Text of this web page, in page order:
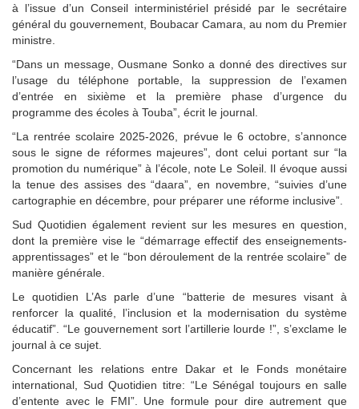
à l’issue d’un Conseil interministériel présidé par le secrétaire
général du gouvernement, Boubacar Camara, au nom du Premier
ministre.
“Dans un message, Ousmane Sonko a donné des directives sur
l’usage du téléphone portable, la suppression de l’examen
d’entrée en sixième et la première phase d’urgence du
programme des écoles à Touba”, écrit le journal.
“La rentrée scolaire 2025-2026, prévue le 6 octobre, s’annonce
sous le signe de réformes majeures”, dont celui portant sur “la
promotion du numérique” à l’école, note Le Soleil. Il évoque aussi
la tenue des assises des “daara”, en novembre, “suivies d’une
cartographie en décembre, pour préparer une réforme inclusive”.
Sud Quotidien également revient sur les mesures en question,
dont la première vise le “démarrage effectif des enseignements-
apprentissages” et le “bon déroulement de la rentrée scolaire” de
manière générale.
Le quotidien L’As parle d’une “batterie de mesures visant à
renforcer la qualité, l’inclusion et la modernisation du système
éducatif”. “Le gouvernement sort l’artillerie lourde !”, s’exclame le
journal à ce sujet.
Concernant les relations entre Dakar et le Fonds monétaire
international, Sud Quotidien titre: “Le Sénégal toujours en salle
d’entente avec le FMI”. Une formule pour dire autrement que